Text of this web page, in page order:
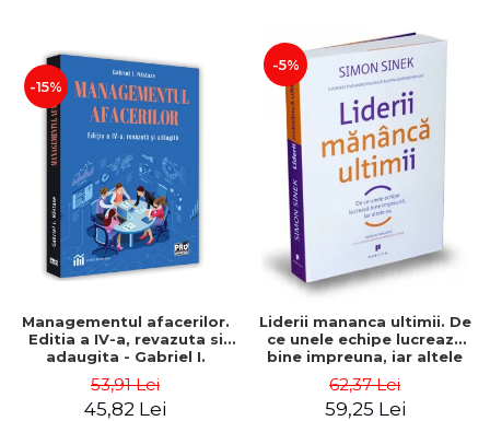
-15%
Managementul afacerilor.
Editia a IV-a, revazuta si
adaugita - Gabriel I.
53,91 Lei
45,82 Lei
-5%
Liderii mananca ultimii. De
ce unele echipe lucreaza
bine impreuna, iar altele
Sinek
62,37 Lei
59,25 Lei